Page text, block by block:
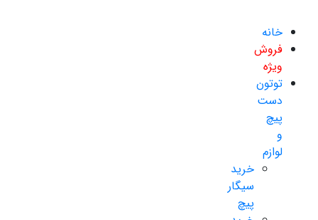
خانه
فروش
ویژه
توتون
دست
پیچ
و
لوازم
خرید
سیگار
پیچ